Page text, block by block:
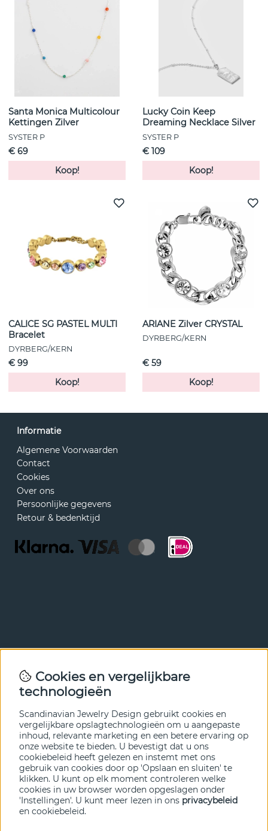
Santa Monica Multicolour
Kettingen Zilver
SYSTER P
€ 69
Koop!
Lucky Coin Keep
Dreaming Necklace Silver
SYSTER P
€ 109
Koop!
CALICE SG PASTEL MULTI
Bracelet
DYRBERG/KERN
€ 99
Koop!
ARIANE Zilver CRYSTAL
DYRBERG/KERN
€ 59
Koop!
Informatie
Algemene Voorwaarden
Contact
Cookies
Over ons
Persoonlijke gegevens
Retour & bedenktijd
Met onze nieuwsbrief ben je als eerste op de hoogte van
nieuws en aanbiedingen. Meld je hieronder aan.
VERZENDEN
Cookies en vergelijkbare
technologieën
Scandinavian Jewelry Design gebruikt cookies en
vergelijkbare opslagtechnologieën om u aangepaste
inhoud, relevante marketing en een betere ervaring op
onze website te bieden. U bevestigt dat u ons
cookiebeleid heeft gelezen en instemt met ons
gebruik van cookies door op 'Opslaan en sluiten' te
klikken. U kunt op elk moment controleren welke
cookies in uw browser worden opgeslagen onder
'Instellingen'. U kunt meer lezen in ons privacybeleid
en cookiebeleid.